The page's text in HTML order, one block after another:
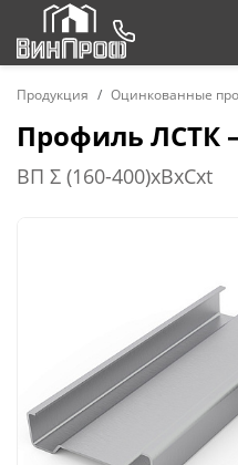
Продукция Оцинкованные
Профиль ЛСТК
ВП Σ (160-400)хBхCхt